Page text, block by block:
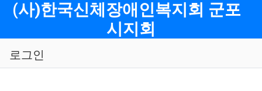
메뉴
(사)한국신체장애인복지회 군포
시지회
로그인